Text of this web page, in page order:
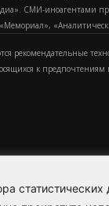
СМИ-иноагентами
рекомендательные
к
МедиаПоток